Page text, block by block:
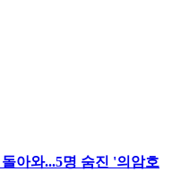
아와...5명 숨진 '의암호